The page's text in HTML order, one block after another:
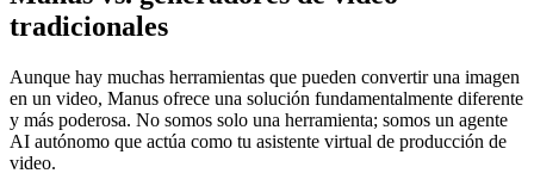
tradicionales
Aunque hay muchas herramientas que pueden convertir una imagen
en un video, Manus ofrece una solución fundamentalmente diferente
y más poderosa. No somos solo una herramienta; somos un agente
AI autónomo que actúa como tu asistente virtual de producción de
video.